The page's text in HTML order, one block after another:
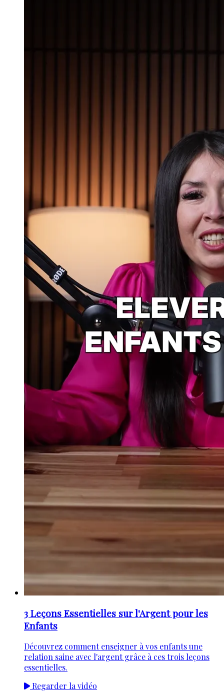
3 Leçons Essentielles sur l'Argent pour les
Enfants
Découvrez comment enseigner à vos enfants une
relation saine avec l'argent grâce à ces trois leçons
essentielles.
Regarder la vidéo